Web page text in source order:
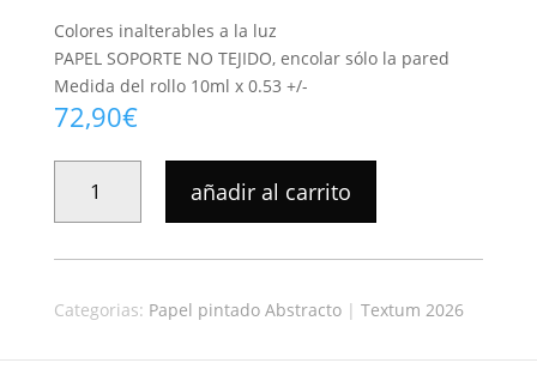
Colores inalterables a la luz
PAPEL SOPORTE NO TEJIDO, encolar sólo la pared
Medida del rollo 10ml x 0.53 +/-
72,90€
PINTADO
TEXTUM
24403
añadir al carrito
Categorias: Papel pintado Abstracto| Textum 2026